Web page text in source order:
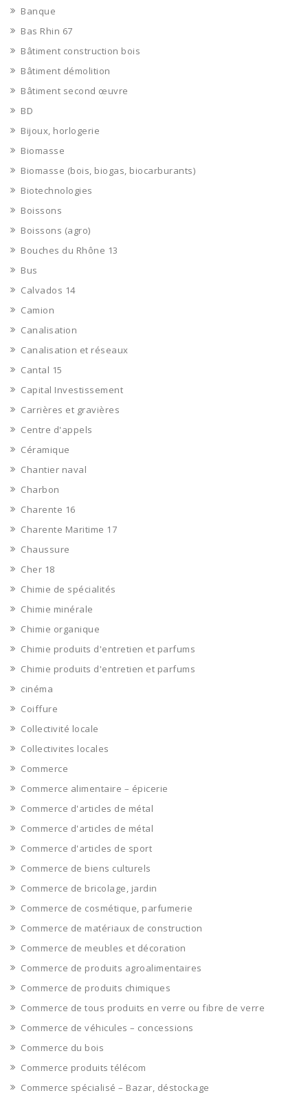
Banque
Bas Rhin 67
Bâtiment construction bois
Bâtiment démolition
Bâtiment second œuvre
BD
Bijoux, horlogerie
Biomasse
Biomasse (bois, biogas, biocarburants)
Biotechnologies
Boissons
Boissons (agro)
Bouches du Rhône 13
Bus
Calvados 14
Camion
Canalisation
Canalisation et réseaux
Cantal 15
Capital Investissement
Carrières et gravières
Centre d'appels
Céramique
Chantier naval
Charbon
Charente 16
Charente Maritime 17
Chaussure
Cher 18
Chimie de spécialités
Chimie minérale
Chimie organique
Chimie produits d'entretien et parfums
Chimie produits d'entretien et parfums
cinéma
Coiffure
Collectivité locale
Collectivites locales
Commerce
Commerce alimentaire – épicerie
Commerce d'articles de métal
Commerce d'articles de métal
Commerce d'articles de sport
Commerce de biens culturels
Commerce de bricolage, jardin
Commerce de cosmétique, parfumerie
Commerce de matériaux de construction
Commerce de meubles et décoration
Commerce de produits agroalimentaires
Commerce de produits chimiques
Commerce de tous produits en verre ou fibre de verre
Commerce de véhicules – concessions
Commerce du bois
Commerce produits télécom
Commerce spécialisé – Bazar, déstockage